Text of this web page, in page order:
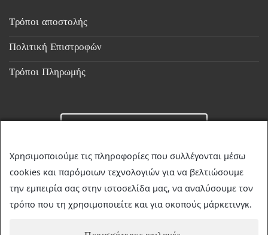
Τρόποι αποστολής
Πολιτική Επιστροφών
Τρόποι Πληρωμής
☎23510 36349
✉discountstore.gr@gmail.com
Χρησιμοποιούμε τις πληροφορίες που συλλέγονται μέσω
cookies και παρόμοιων τεχνολογιών για να βελτιώσουμε
την εμπειρία σας στην ιστοσελίδα μας, να αναλύσουμε τον
τρόπο που τη χρησιμοποιείτε και για σκοπούς μάρκετινγκ.